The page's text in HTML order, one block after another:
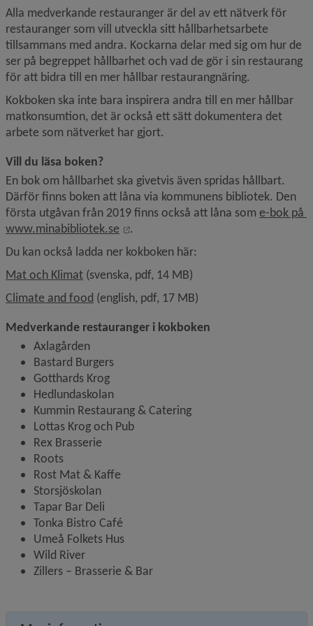
Alla medverkande restauranger är del av ett nätverk för
restauranger som vill utveckla sitt hållbarhetsarbete
tillsammans med andra. Kockarna delar med sig om hur de
ser på begreppet hållbarhet och vad de gör i sin restaurang
för att bidra till en mer hållbar restaurangnäring.
Kokboken ska inte bara inspirera andra till en mer hållbar
matkonsumtion, det är också ett sätt dokumentera det
arbete som nätverket har gjort.
Vill du läsa boken?
En bok om hållbarhet ska givetvis även spridas hållbart.
Därför finns boken att låna via kommunens bibliotek. Den
första utgåvan från 2019 finns också att låna som e-bok på
www.minabibliotek.se
Länk till annan webbplats, öppnas i
.
Du kan också ladda ner kokboken här:
Mat och Klimat, 14.4 MB, öppnas i nytt fönster.
(svenska, pdf, 14 MB)
Climate and food , 17.1 MB, öppnas i nytt fönster.
(english, pdf, 17 MB)
Medverkande restauranger i kokboken
Axlagården
Bastard Burgers
Gotthards Krog
Hedlundaskolan
Kummin Restaurang & Catering
Lottas Krog och Pub
Rex Brasserie
Roots
Rost Mat & Kaffe
Storsjöskolan
Tapar Bar Deli
Tonka Bistro Café
Umeå Folkets Hus
Wild River
Zillers – Brasserie & Bar